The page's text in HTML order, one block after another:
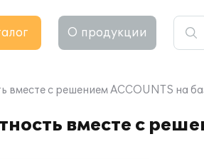
О продукции
вместе с решением ACCOUNTS на
вместе с